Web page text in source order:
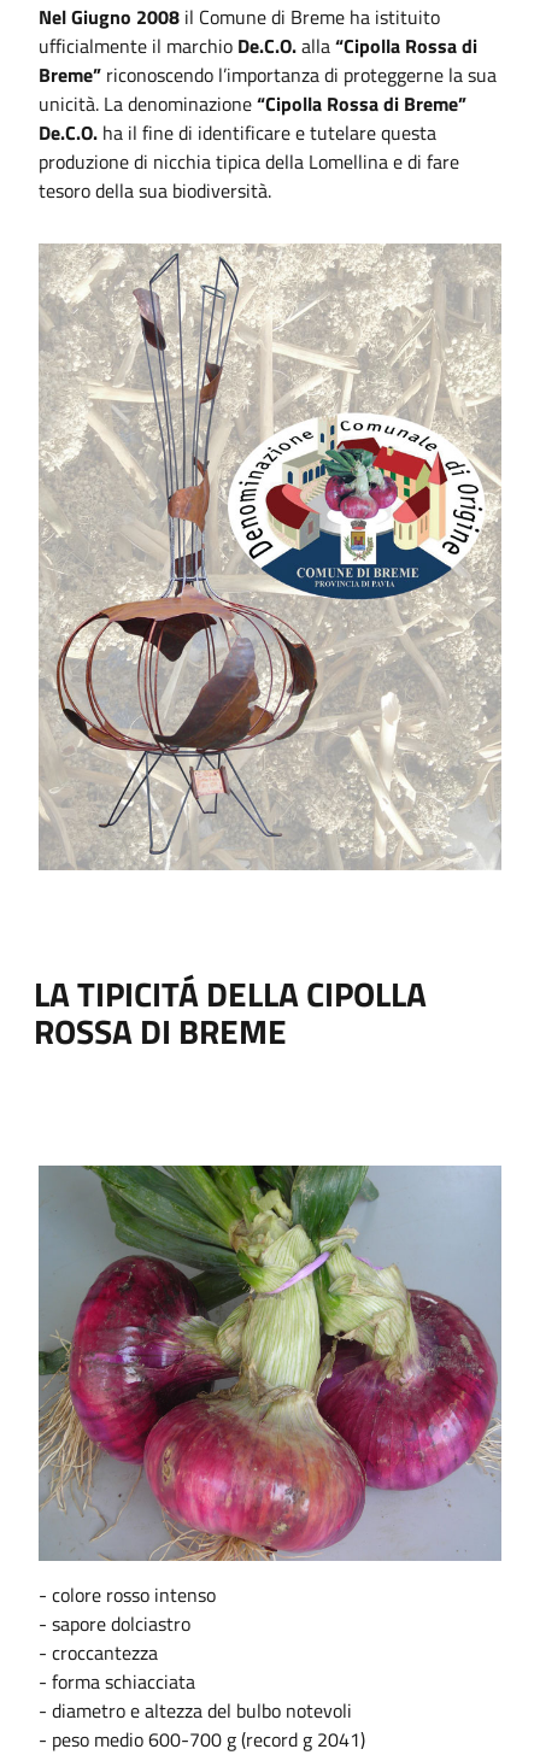
Nel Giugno 2008 il Comune di Breme ha istituito
ufficialmente il marchio De.C.O.alla“Cipolla Rossa di
Breme” riconoscendo l’importanza di proteggerne la sua
unicità. La denominazione“Cipolla Rossa di Breme”
De.C.O. ha il fine di identificare e tutelare questa
produzione di nicchia tipica della Lomellina e di fare
tesoro della sua biodiversità.
LA TIPICITÁ DELLA CIPOLLA
ROSSA DI BREME
- colore rosso intenso
- sapore dolciastro
- croccantezza
- forma schiacciata
- diametro e altezza del bulbo notevoli
- peso medio 600-700 g (record g 2041)